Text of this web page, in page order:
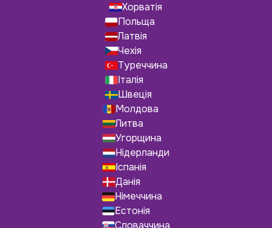
Хорватія
Польща
Латвія
Чехія
Туреччина
Італія
Швеція
Молдова
Литва
Угорщина
Нідерланди
Іспанія
Данія
Німеччина
Естонія